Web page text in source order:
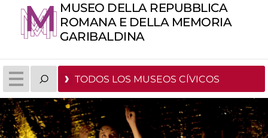
MUSEO DELLA REPUBBLICA
ROMANA E DELLA MEMORIA
GARIBALDINA
TODOS LOS MUSEOS CÍVICOS